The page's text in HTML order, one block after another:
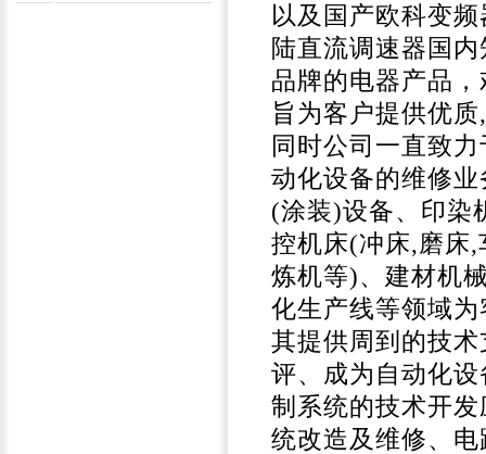
以及国产欧科变
陆直流调速器国
品牌的电器产品
旨为客户提供优
同时公司一直致
动化设备的维修
(涂装)设备、印染
控机床(冲床,磨床
炼机等)、建材机
化生产线等领域
其提供周到的技
评、成为自动化
制系统的技术开
统改造及维修、